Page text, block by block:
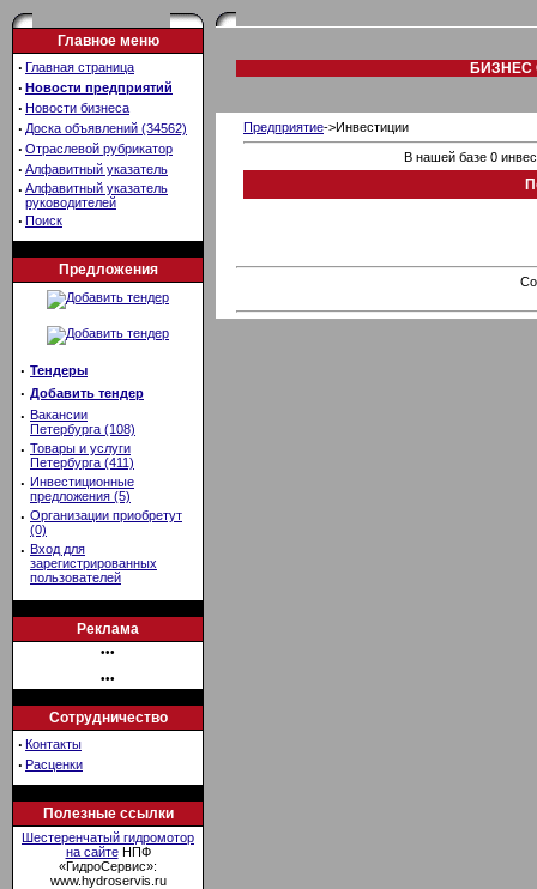
Главное меню
· Главная страница
· Новости предприятий
· Новости бизнеса
· Доска объявлений (34562)
· Отраслевой рубрикатор
· Алфавитный указатель
· Алфавитный указатель
руководителей
· Поиск
Предложения
· Тендеры
· Добавить тендер
· Вакансии
Петербурга (108)
· Товары и услуги
Петербурга (411)
· Инвестиционные
предложения (5)
· Организации приобретут
(0)
· Вход для
зарегистрированных
пользователей
Реклама
•••
•••
Сотрудничество
· Контакты
· Расценки
Полезные ссылки
Шестеренчатый гидромотор
на сайтеНПФ
«ГидроСервис»:
www.hydroservis.ru
БИЗНЕС
Предприятие->Инвестиции
В нашей базе 0